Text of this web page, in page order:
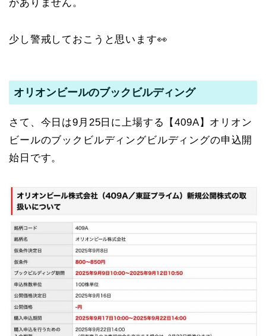
がありません。
少し警戒しておこうと思います👀
オリオンビールのブックビルディング
さて、今日は9月25日に上場する【409A】オリオン
ビールのブックビルディングビルディングの申込開
始日です。